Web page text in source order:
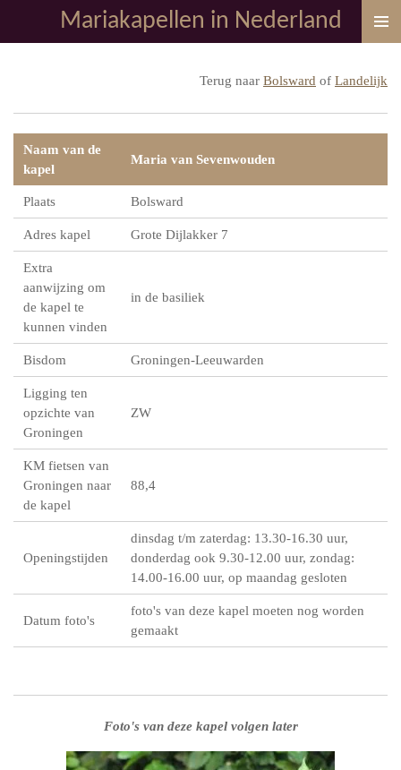
direct
Mariakapellen in Nederland
Terug naar Bolsward of Landelijk
Naam van de
kapel
Maria van Sevenwouden
Plaats Bolsward
Adres kapel Grote Dijlakker 7
Extra
aanwijzing om
de kapel te
kunnen vinden
in de basiliek
Bisdom Groningen-Leeuwarden
Ligging ten
opzichte van
Groningen
ZW
KM fietsen van
Groningen naar
de kapel
88,4
Openingstijden
dinsdag t/m zaterdag: 13.30-16.30 uur,
donderdag ook 9.30-12.00 uur, zondag:
14.00-16.00 uur, op maandag gesloten
Datum foto's
foto's van deze kapel moeten nog worden
gemaakt
Foto's van deze kapel volgen later